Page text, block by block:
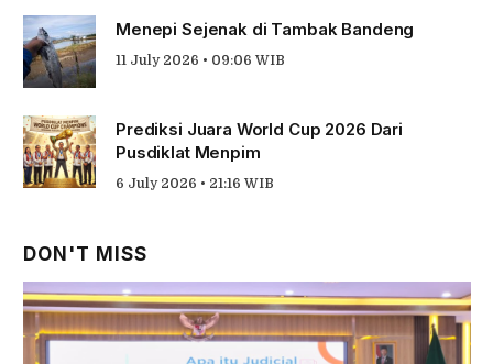
Menepi Sejenak di Tambak Bandeng
11 July 2026 • 09:06 WIB
Prediksi Juara World Cup 2026 Dari
Pusdiklat Menpim
6 July 2026 • 21:16 WIB
DON'T MISS